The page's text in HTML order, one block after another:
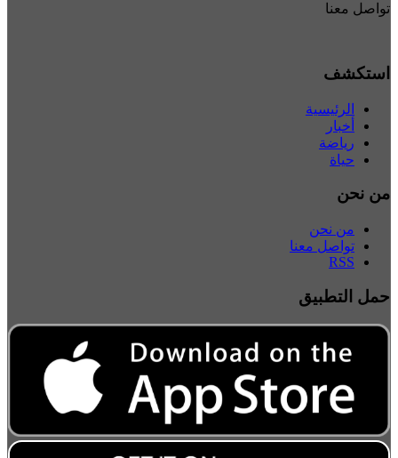
تواصل معنا
استكشف
الرئيسية
أخبار
رياضة
حياة
من نحن
من نحن
تواصل معنا
RSS
حمل التطبيق